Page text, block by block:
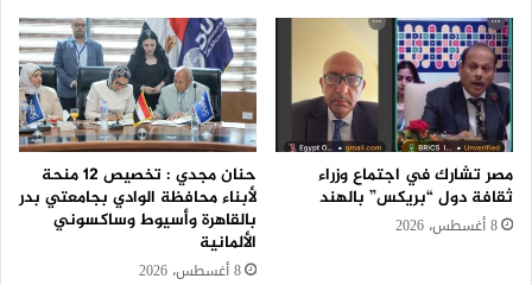
مصر تشارك في اجتماع وزراء
ثقافة دول “بريكس” بالهند
8 أغسطس، 2026
حنان مجدي : تخصيص 12 منحة
لأبناء محافظة الوادي بجامعتي بدر
بالقاهرة وأسيوط وساكسوني
الألمانية
8 أغسطس، 2026